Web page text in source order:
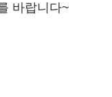
바랍니다~